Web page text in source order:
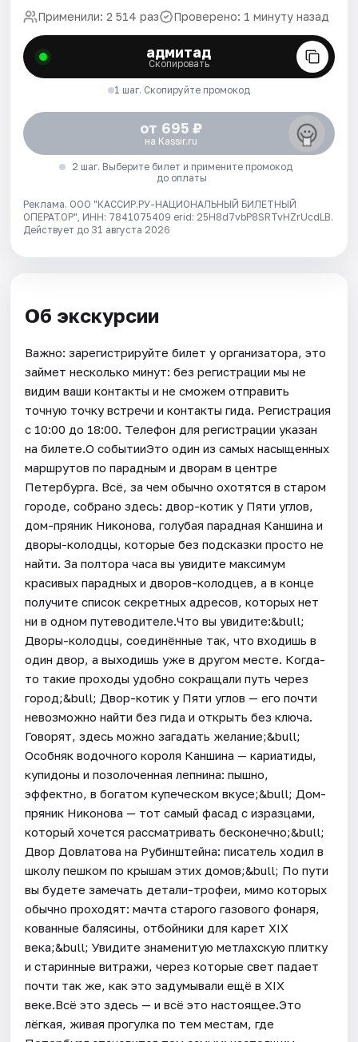
Применили: 2 514 раз Проверено: 1 минуту назад
адмитад
Скопировать
1 шаг. Скопируйте промокод
от 695 ₽
на Kassir.ru
2 шаг. Выберите билет и примените промокод
до оплаты
Реклама. ООО "КАССИР.РУ-НАЦИОНАЛЬНЫЙ БИЛЕТНЫЙ
ОПЕРАТОР", ИНН: 7841075409 erid: 25H8d7vbP8SRTvHZrUcdLB.
Действует до 31 августа 2026
Об экскурсии
Важно: зарегистрируйте билет у организатора, это
займет несколько минут: без регистрации мы не
видим ваши контакты и не сможем отправить
точную точку встречи и контакты гида. Регистрация
с 10:00 до 18:00. Телефон для регистрации указан
на билете.О событииЭто один из самых насыщенных
маршрутов по парадным и дворам в центре
Петербурга. Всё, за чем обычно охотятся в старом
городе, собрано здесь: двор-котик у Пяти углов,
дом-пряник Никонова, голубая парадная Каншина и
дворы-колодцы, которые без подсказки просто не
найти. За полтора часа вы увидите максимум
красивых парадных и дворов-колодцев, а в конце
получите список секретных адресов, которых нет
ни в одном путеводителе.Что вы увидите:&bull;
Дворы-колодцы, соединённые так, что входишь в
один двор, а выходишь уже в другом месте. Когда-
то такие проходы удобно сокращали путь через
город;&bull; Двор-котик у Пяти углов — его почти
невозможно найти без гида и открыть без ключа.
Говорят, здесь можно загадать желание;&bull;
Особняк водочного короля Каншина — кариатиды,
купидоны и позолоченная лепнина: пышно,
эффектно, в богатом купеческом вкусе;&bull; Дом-
пряник Никонова — тот самый фасад с изразцами,
который хочется рассматривать бесконечно;&bull;
Двор Довлатова на Рубинштейна: писатель ходил в
школу пешком по крышам этих домов;&bull; По пути
вы будете замечать детали-трофеи, мимо которых
обычно проходят: мачта старого газового фонаря,
кованные балясины, отбойники для карет XIX
века;&bull; Увидите знаменитую метлахскую плитку
и старинные витражи, через которые свет падает
почти так же, как это задумывали ещё в XIX
веке.Всё это здесь — и всё это настоящее.Это
лёгкая, живая прогулка по тем местам, где